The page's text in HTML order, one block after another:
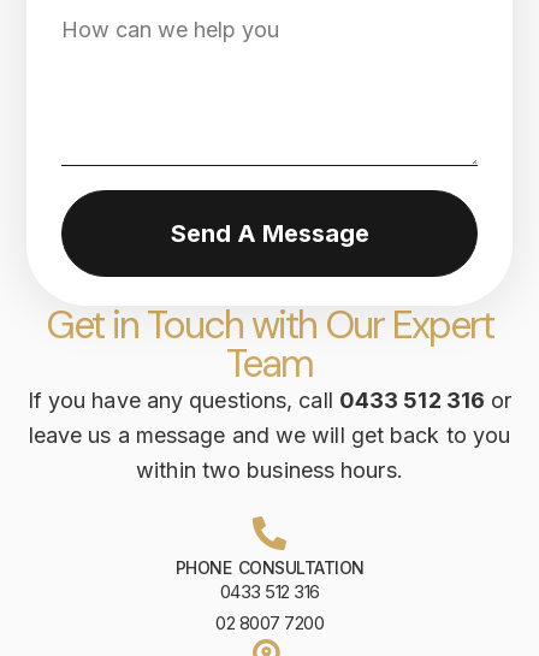
Get in Touch with Our Expert
Team
If you have any questions, call 0433 512 316 or
leave us a message and we will get back to you
within two business hours.
PHONE CONSULTATION
0433 512 316
02 8007 7200
Send A Message